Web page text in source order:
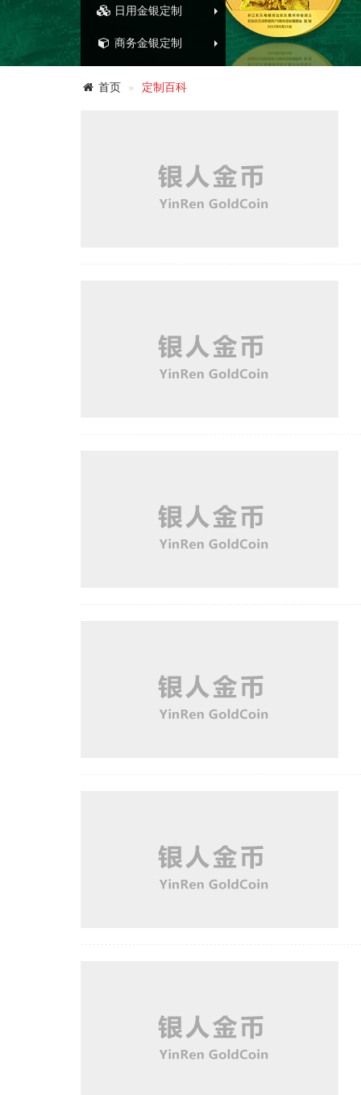
日用金银定制
商务金银定制
首页 定制百科